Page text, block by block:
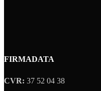
FIRMADATA
CVR: 37 52 04 38